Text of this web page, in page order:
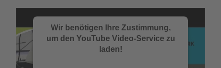
powered byUsercentrics Consent
Wir benötigen Ihre Zustimmung,
um den YouTube Video-Service zu
laden!